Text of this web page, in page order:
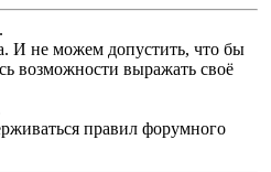
И не можем допустить, что бы
возможности выражать своё
правил форумного